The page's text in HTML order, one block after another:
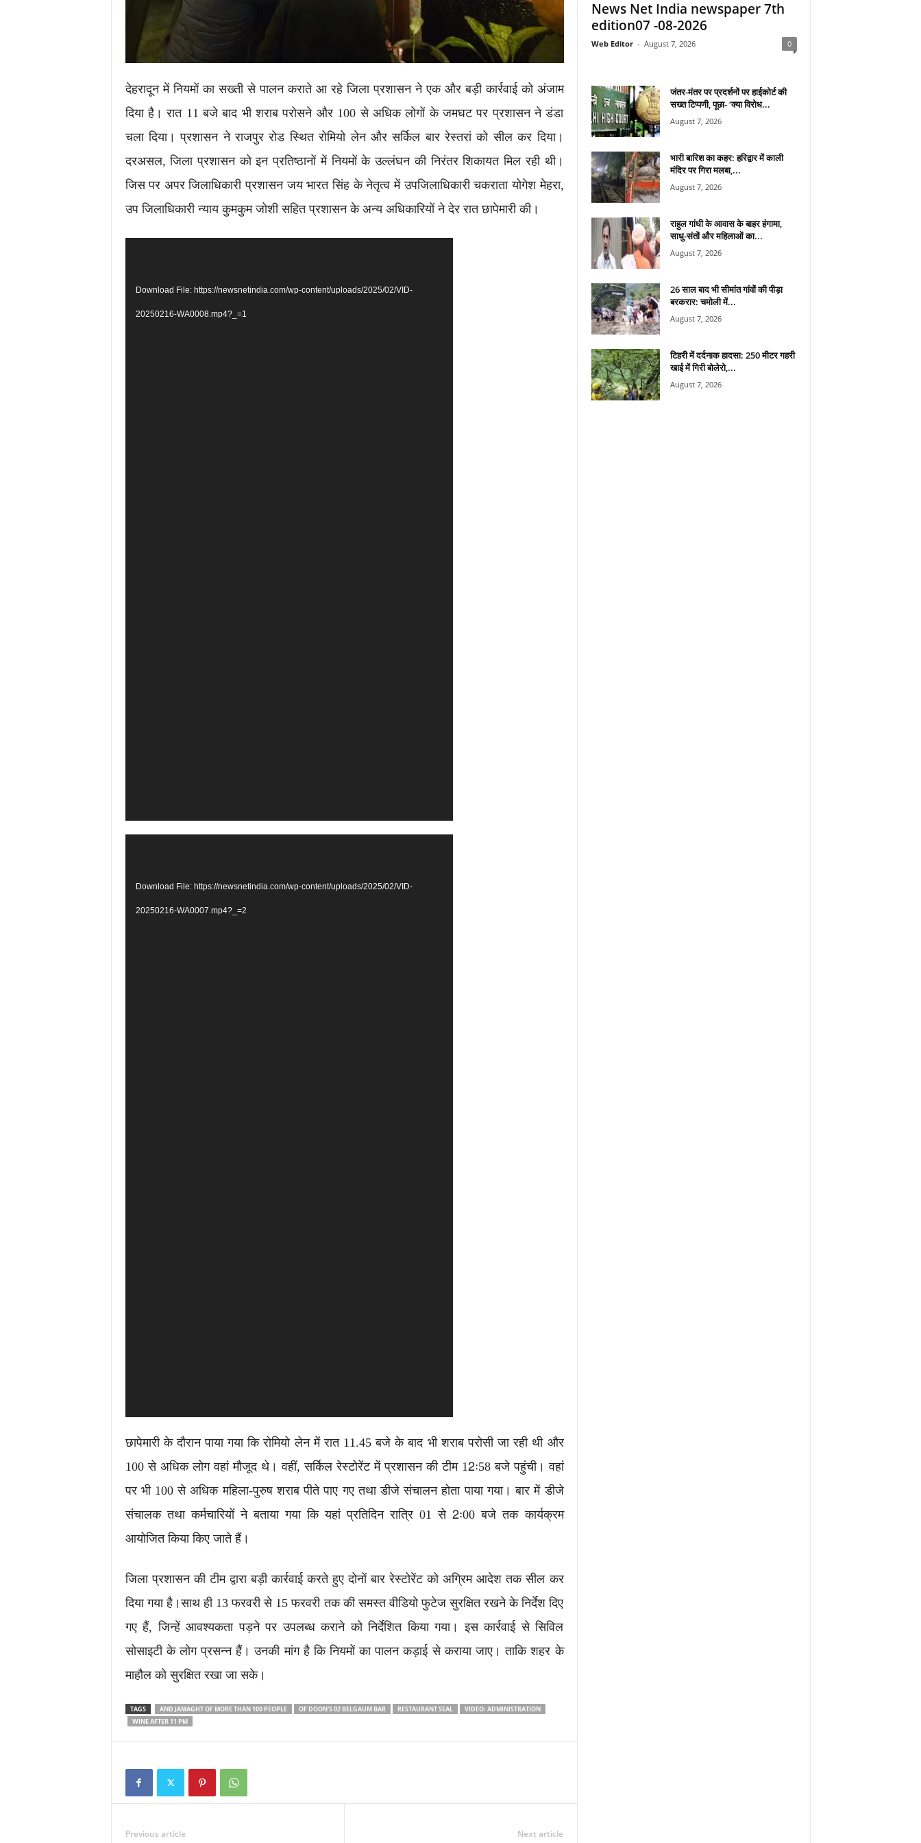
देहरादून में नियमों का सख्ती से पालन कराते आ रहे जिला प्रशासन ने एक और बड़ी कार्रवाई को अंजाम
दिया है। रात 11 बजे बाद भी शराब परोसने और 100 से अधिक लोगों के जमघट पर प्रशासन ने डंडा
चला दिया। प्रशासन ने राजपुर रोड स्थित रोमियो लेन और सर्किल बार रेस्तरां को सील कर दिया।
दरअसल, जिला प्रशासन को इन प्रतिष्ठानों में नियमों के उल्लंघन की निरंतर शिकायत मिल रही थी।
जिस पर अपर जिलाधिकारी प्रशासन जय भारत सिंह के नेतृत्व में उपजिलाधिकारी चकराता योगेश मेहरा,
उप जिलाधिकारी न्याय कुमकुम जोशी सहित प्रशासन के अन्य अधिकारियों ने देर रात छापेमारी की।
Download File: https://newsnetindia.com/wp-content/uploads/2025/02/VID-
20250216-WA0008.mp4?_=1
Download File: https://newsnetindia.com/wp-content/uploads/2025/02/VID-
20250216-WA0007.mp4?_=2
छापेमारी के दौरान पाया गया कि रोमियो लेन में रात 11.45 बजे के बाद भी शराब परोसी जा रही थी और
100 से अधिक लोग वहां मौजूद थे। वहीं, सर्किल रेस्टोरेंट में प्रशासन की टीम 12ः58 बजे पहुंची। वहां
पर भी 100 से अधिक महिला-पुरुष शराब पीते पाए गए तथा डीजे संचालन होता पाया गया। बार में डीजे
संचालक तथा कर्मचारियों ने बताया गया कि यहां प्रतिदिन रात्रि 01 से 2ः00 बजे तक कार्यक्रम
आयोजित किया किए जाते हैं।
जिला प्रशासन की टीम द्वारा बड़ी कार्रवाई करते हुए दोनों बार रेस्टोरेंट को अग्रिम आदेश तक सील कर
दिया गया है।साथ ही 13 फरवरी से 15 फरवरी तक की समस्त वीडियो फुटेज सुरक्षित रखने के निर्देश दिए
गए हैं, जिन्हें आवश्यकता पड़ने पर उपलब्ध कराने को निर्देशित किया गया। इस कार्रवाई से सिविल
सोसाइटी के लोग प्रसन्न हैं। उनकी मांग है कि नियमों का पालन कड़ाई से कराया जाए। ताकि शहर के
माहौल को सुरक्षित रखा जा सके।
TAGS AND JAMAGHT OF MORE THAN 100 PEOPLE OF DOON'S 02 BELGAUM BAR RESTAURANT SEAL
VIDEO: ADMINISTRATION
WINE AFTER 11 PM
Previous article Next article
News Net India newspaper 7th
edition07 -08-2026
Web Editor - August 7, 2026 0
जंतर-मंतर पर प्रदर्शनों पर हाईकोर्ट की
सख्त टिप्पणी, पूछा- ‘क्या विरोध...
August 7, 2026
भारी बारिश का कहर: हरिद्वार में काली
मंदिर पर गिरा मलबा,...
August 7, 2026
राहुल गांधी के आवास के बाहर हंगामा,
साधु-संतों और महिलाओं का...
August 7, 2026
26 साल बाद भी सीमांत गांवों की पीड़ा
बरकरार: चमोली में...
August 7, 2026
टिहरी में दर्दनाक हादसा: 250 मीटर गहरी
खाई में गिरी बोलेरो,...
August 7, 2026